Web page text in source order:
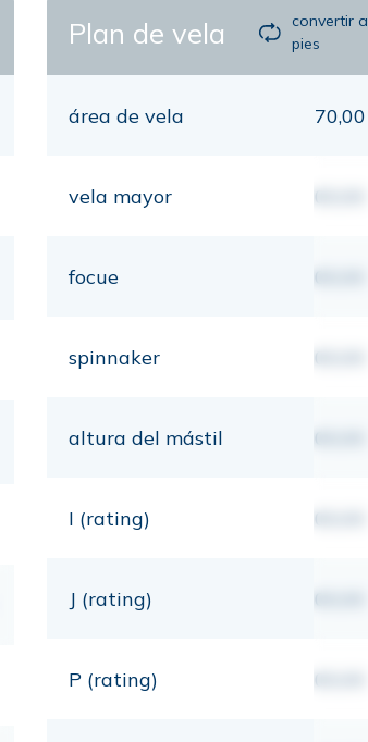
Plan de vela
convertir a
pies
área de vela 70,00
vela mayor 00,00
focue 00,00
spinnaker 00,00
altura del mástil 00,00
I (rating) 00,00
J (rating) 00,00
P (rating) 00,00